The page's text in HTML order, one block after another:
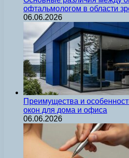
офтальмологом в области
06.06.2026
Преимущества и
окон для дома и офиса
06.06.2026